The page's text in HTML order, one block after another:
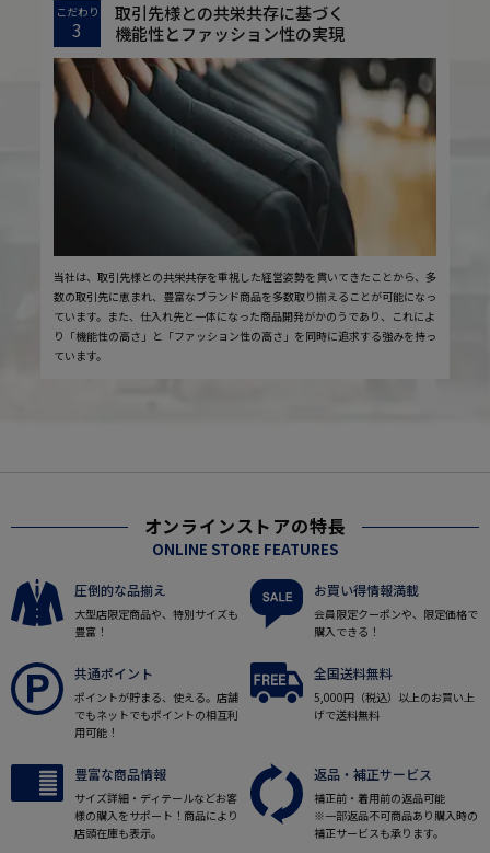
こだわり
3
取引先様との共栄共存に基づく
機能性とファッション性の実現
当社は、取引先様との共栄共存を重視した経営姿勢を貫いてきたことから、多
数の取引先に恵まれ、豊富なブランド商品を多数取り揃えることが可能になっ
ています。また、仕入れ先と一体になった商品開発がかのうであり、これによ
り「機能性の高さ」と「ファッション性の高さ」を同時に追求する強みを持っ
ています。
オンラインストアの特長
ONLINE STORE FEATURES
圧倒的な品揃え
大型店限定商品や、特別サイズも
豊富！
お買い得情報満載
会員限定クーポンや、限定価格で
購入できる！
共通ポイント
ポイントが貯まる、使える。店舗
でもネットでもポイントの相互利
用可能！
全国送料無料
5,000円（税込）以上のお買い上
げで送料無料
豊富な商品情報
サイズ詳細・ディテールなどお客
様の購入をサポート！商品により
店頭在庫も表示。
返品・補正サービス
補正前・着用前の返品可能
※一部返品不可商品あり購入時の
補正サービスも承ります。